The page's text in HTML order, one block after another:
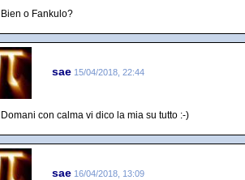
Bien o Fankulo?
sae 15/04/2018, 22:44
Domani con calma vi dico la mia su tutto :-)
sae 16/04/2018, 13:09